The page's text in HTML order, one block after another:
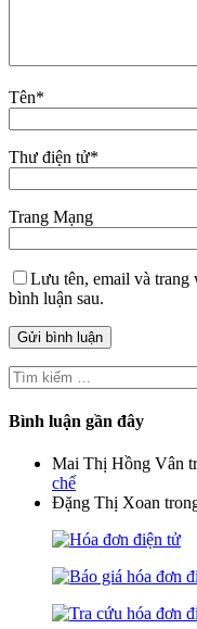
Tên*
Thư điện tử*
Trang Mạng
Lưu tên, email và trang
bình luận sau.
Tìm
kiếm
cho:
Bình luận gần đây
Mai Thị Hồng Vân
chế
Đặng Thị Xoan